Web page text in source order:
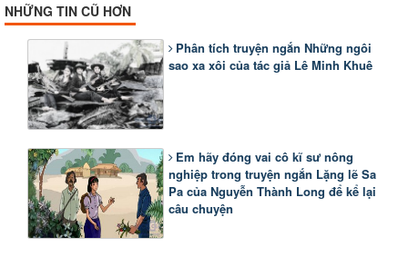
NHỮNG TIN CŨ HƠN
Phân tích truyện ngắn Những ngôi
sao xa xôi của tác giả Lê Minh Khuê
Em hãy đóng vai cô kĩ sư nông
nghiệp trong truyện ngắn Lặng lẽ Sa
Pa của Nguyễn Thành Long để kể lại
câu chuyện